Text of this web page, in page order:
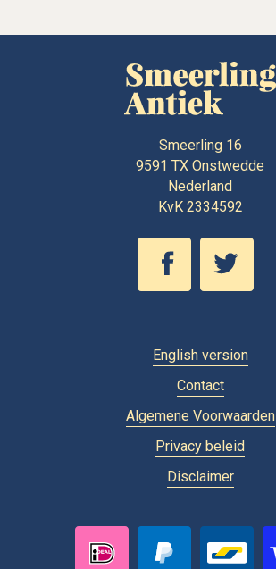
Smeerling 16
9591 TX Onstwedde
Nederland
KvK 2334592
English version
Contact
Algemene Voorwaarden
Privacy beleid
Disclaimer